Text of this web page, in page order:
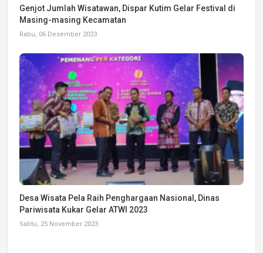
Genjot Jumlah Wisatawan, Dispar Kutim Gelar Festival di
Masing-masing Kecamatan
Rabu, 06 Desember 2023
Desa Wisata Pela Raih Penghargaan Nasional, Dinas
Pariwisata Kukar Gelar ATWI 2023
Sabtu, 25 November 2023